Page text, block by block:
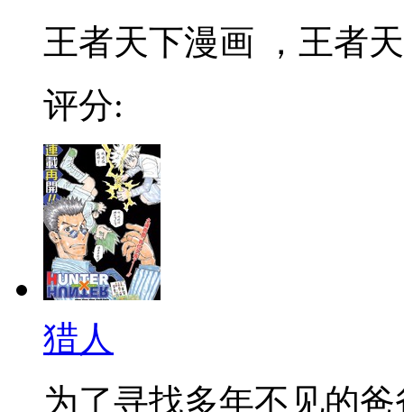
王者天下漫画 ，王者
评分:
猎人
为了寻找多年不见的爸